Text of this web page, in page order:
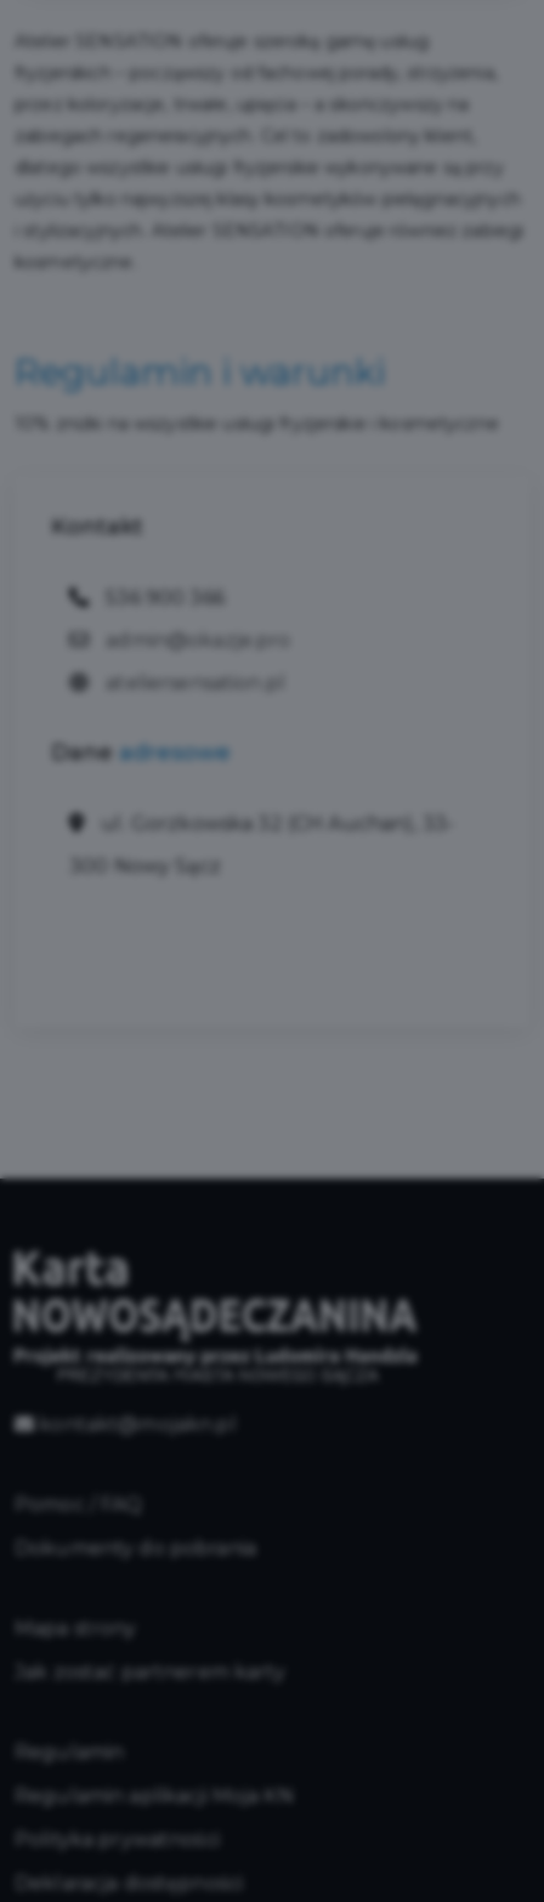
Atelier SENSATION oferuje szeroką gamę usług
fryzjerskich – począwszy od fachowej porady, strzyżenia,
przez koloryzacje, trwałe, upięcia – a skończywszy na
zabiegach regeneracyjnych. Cel to zadowolony klient,
dlatego wszystkie usługi fryzjerskie wykonywane są przy
użyciu tylko najwyższej klasy kosmetyków pielęgnacyjnych
i stylizacyjnych. Atelier SENSATION oferuje również zabiegi
kosmetyczne.
Regulamin i warunki
10% zniżki na wszystkie usługi fryzjerskie i kosmetyczne
Kontakt
admin@okazje.pro
ateliersensation.pl
Dane adresowe
ul. Gorzkowska 32 (CH Auchan), 33-
300 Nowy Sącz
kontakt@mojakn.pl
Dokumenty do pobrania
Mapa strony
Jak zostać partnerem karty
Regulamin
Regulamin aplikacji Moja KN
Polityka prywatności
Deklaracja dostępności